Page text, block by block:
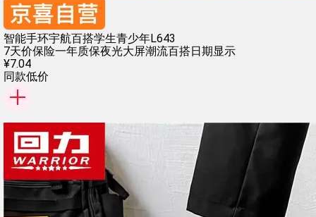
智能手环宇航百搭学生青少年L643
7天价保险一年质保夜光大屏潮流百搭 日期显示
¥7.04
同款低价